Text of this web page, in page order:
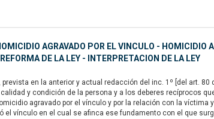
AGRAVADO POR EL VINCULO - HOMICIDIO
DE LA LEY - INTERPRETACION DE LA LEY
en la anterior y actual redacción del inc. 1º [del art. 80
y condición de la persona y a los deberes recíprocos
agravado por el vínculo y por la relación con la
el vínculo en el cual se afinca ese fundamento con el que